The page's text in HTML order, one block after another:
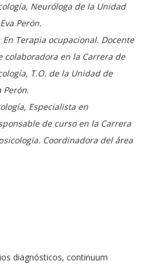
Neuróloga de la Unidad
Perón.
En Terapia ocupacional. Docente
colaboradora en la Carrera de
T.O. de la Unidad de
Perón.
Especialista en
de curso en la Carrera
Coordinadora del área
diagnósticos, continuum